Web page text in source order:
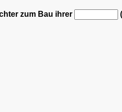
zum Bau ihrer (